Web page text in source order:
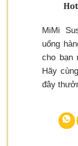
MiMi
uống
cho bạn
Hãy
đây